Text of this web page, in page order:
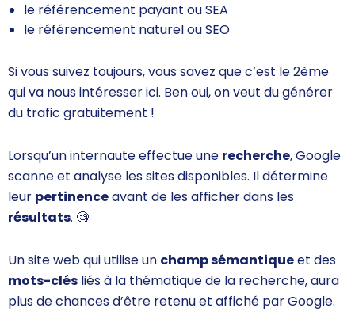
le référencement payant ouSEA
le référencement naturel ouSEO
Si vous suivez toujours, vous savez que c’est le 2ème
qui va nous intéresser ici. Ben oui, on veut du générer
du trafic gratuitement !
Lorsqu’un internaute effectue une recherche, Google
scanne et analyse les sites disponibles. Il détermine
leur pertinenceavant de les afficher dans les
résultats. 🧐
Un site web qui utilise un champ sémantiqueet des
mots-clés liés à la thématique de la recherche, aura
plus de chances d’être retenu et affiché par Google.